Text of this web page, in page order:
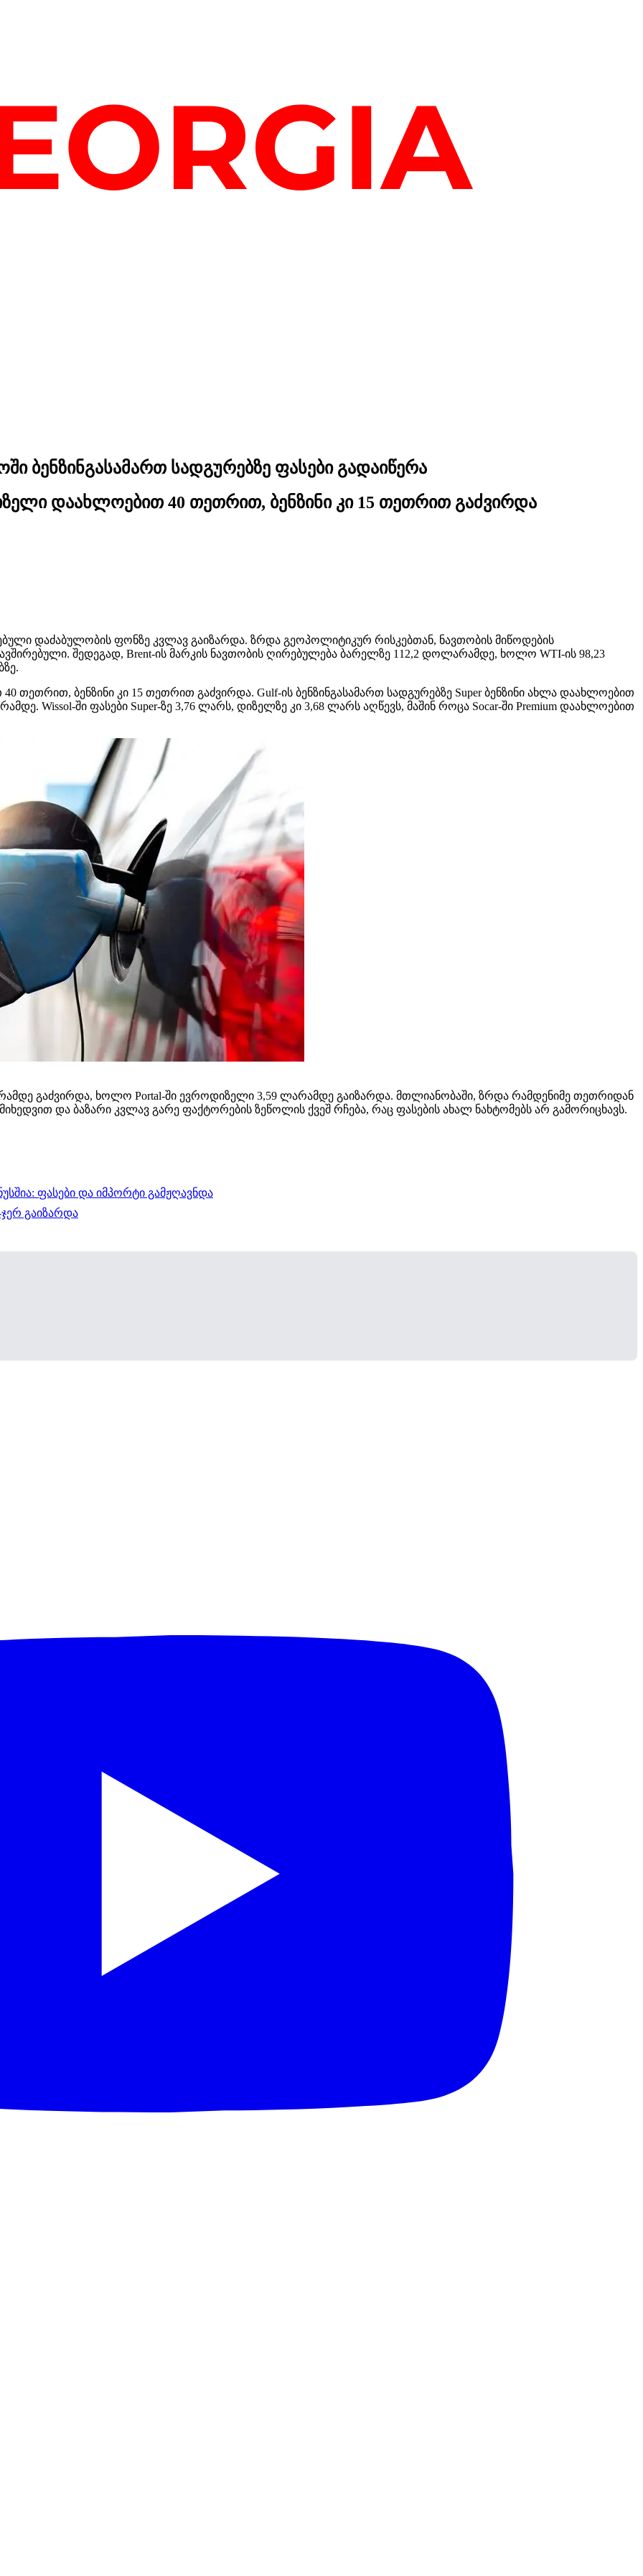
ბენზინგასამართ სადგურებზე ფასები გადაიწერა
დაახლოებით 40 თეთრით, ბენზინი კი 15 თეთრით გაძვირდა
დაძაბულობის ფონზე კვლავ გაიზარდა. ზრდა გეოპოლიტიკურ რისკებთან, ნავთობის მიწოდების
შედეგად, Brent-ის მარკის ნავთობის ღირებულება ბარელზე 112,2 დოლარამდე, ხოლო WTI-ის 98,23
ბენზინი კი 15 თეთრით გაძვირდა. Gulf-ის ბენზინგასამართ სადგურებზე Super ბენზინი ახლა დაახლოებით
Wissol-ში ფასები Super-ზე 3,76 ლარს, დიზელზე კი 3,68 ლარს აღწევს, მაშინ როცა Socar-ში Premium დაახლოებით
გაძვირდა, ხოლო Portal-ში ევროდიზელი 3,59 ლარამდე გაიზარდა. მთლიანობაში, ზრდა რამდენიმე თეთრიდან
და ბაზარი კვლავ გარე ფაქტორების ზეწოლის ქვეშ რჩება, რაც ფასების ახალ ნახტომებს არ გამორიცხავს.
ფასები და იმპორტი გამჟღავნდა
გაიზარდა